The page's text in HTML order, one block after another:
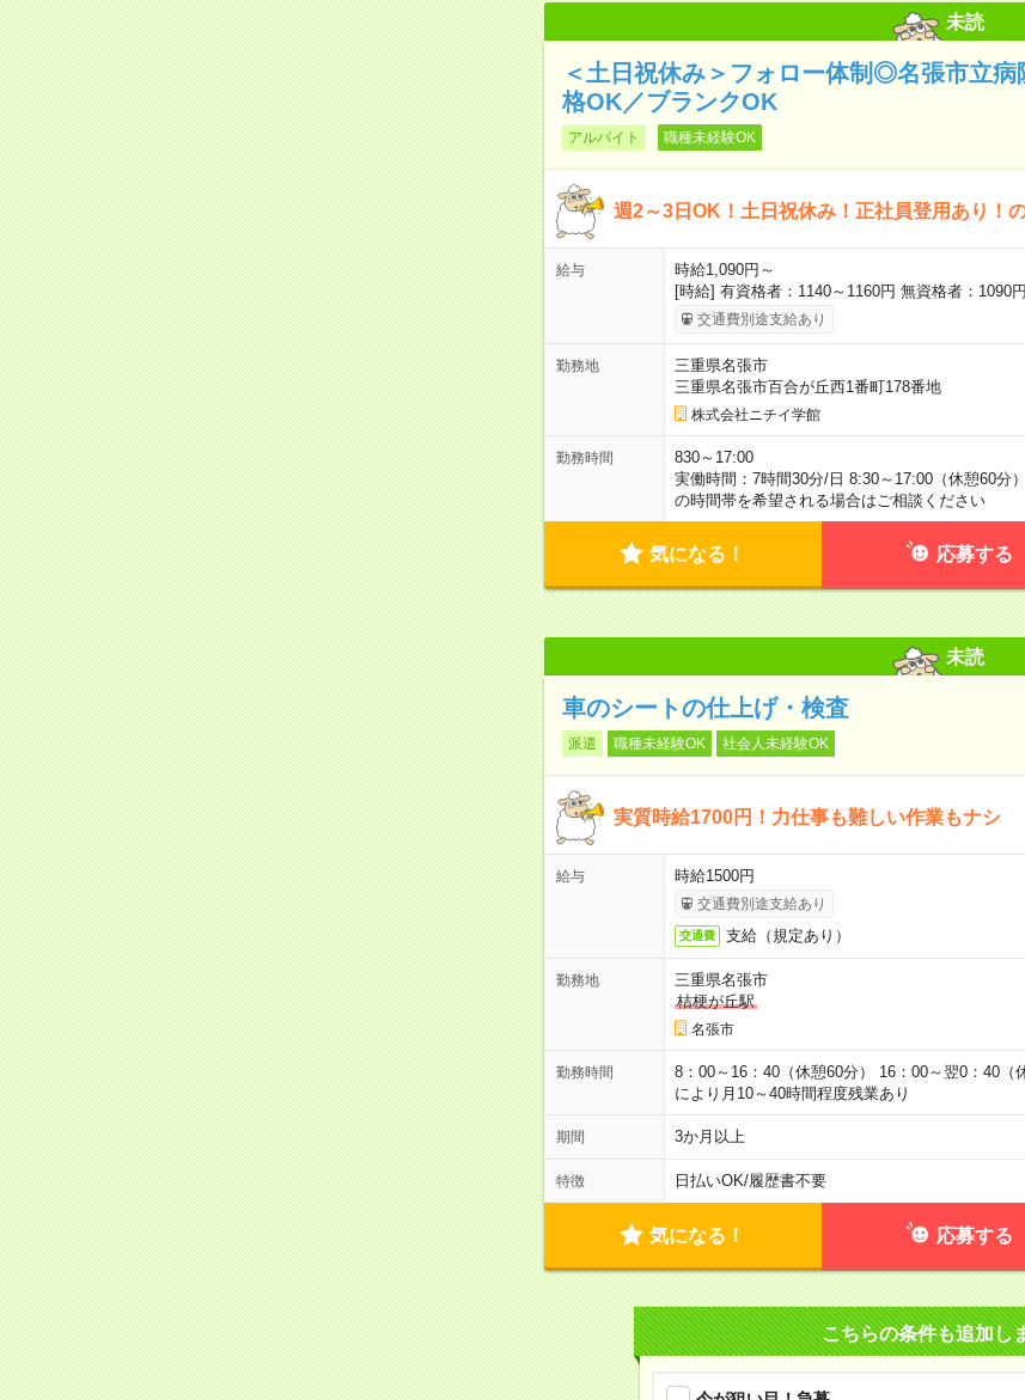
未読
＜土日祝休み＞フォロー体制◎名張市立
格OK／ブランクOK
アルバイト 職種未経験OK
週2～3日OK！土日祝休み！正社員登用あり！
給与
時給1,090円～
[時給] 有資格者：1140～1160円 無資格者：1090
交通費別途支給あり
勤務地
三重県名張市
三重県名張市百合が丘西1番町178番地
株式会社ニチイ学館
勤務時間
830～17:00
実働時間：7時間30分/日 8:30～17:00（休憩60
の時間帯を希望される場合はご相談ください
気になる！ 応募する
未読
車のシートの仕上げ・検査
派遣 職種未経験OK 社会人未経験OK
実質時給1700円！力仕事も難しい作業もナシ
給与 時給1500円
交通費別途支給あり
交通費 支給（規定あり）
勤務地
三重県名張市
桔梗が丘駅
名張市
勤務時間
8：00～16：40（休憩60分） 16：00～翌0：40
により月10～40時間程度残業あり
期間 3か月以上
特徴 日払いOK/履歴書不要
気になる！ 応募する
こちらの条件も追加し